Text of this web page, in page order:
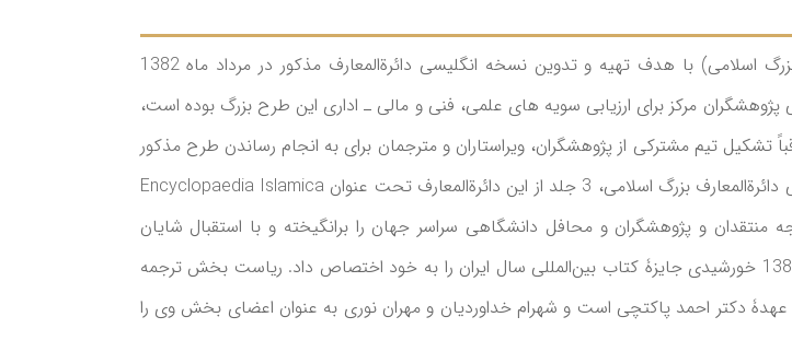
بخش ترجمۀ انگلیسی مرکز پژوهش‌های ایرانی و اسلامی (مرکز دائرة‌المعارف بزرگ اسلامی) با هدف تهیه و تدوین نسخه انگلیسی دائرة‌المعارف مذکور در مرداد ماه 1382
مرکز برای ارزیابی سویه های علمی، فنی و مالی ـ اداری این طرح بزرگ بوده است،
تشکیل تیم مشترکی از پژوهشگران، ویراستاران و مترجمان برای به انجام رساندن طرح مذکور
گشت. با گذشت بیش از هشت سال آغاز طرح ترجمه و تدوین نسخۀ انگلیسی دائرة‌المعارف بزرگ اسلامی، 3 جلد از این دائرة‌المعارف تحت عنوان Encyclopaedia Islamica
و پژوهشگران و محافل دانشگاهی سراسر جهان را برانگیخته و با استقبال شایان
توجهی روبرو شده است. شایان ذکر است که دائرة المعارف اسلامیکا در سال 1389 خورشیدی جایزۀ کتاب بین‌المللی سال ایران را به خود اختصاص داد. ریاست بخش ترجمه
عهدۀ دکتر احمد پاکتچی است و شهرام خداوردیان و مهران نوری به عنوان اعضای بخش وی را